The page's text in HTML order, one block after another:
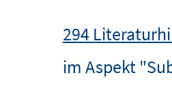
294
im Aspekt